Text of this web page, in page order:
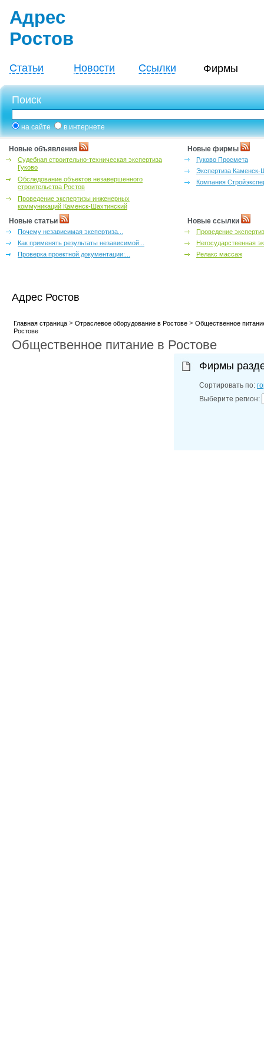
Адрес
Ростов
Статьи Новости Ссылки Фирмы
Поиск
на сайте в интернете
Новые объявления
Судебная строительно-техническая экспертиза
Гуково
Обследование объектов незавершенного
строительства Ростов
Проведение экспертизы инженерных
коммуникаций Каменск-Шахтинский
Новые фирмы
Гуково Просмета
Экспертиза Каменск-
Компания
Новые статьи
Почему независимая экспертиза...
Как применять результаты независимой...
Проверка проектной документации:...
Новые ссылки
Проведение
Негосударственная
Релакс массаж
Адрес Ростов
Главная страница> Отраслевое оборудование в Ростове> Общественное
Ростове
Общественное питание в Ростове
Фирмы
Сортировать по:
Выберите регион: